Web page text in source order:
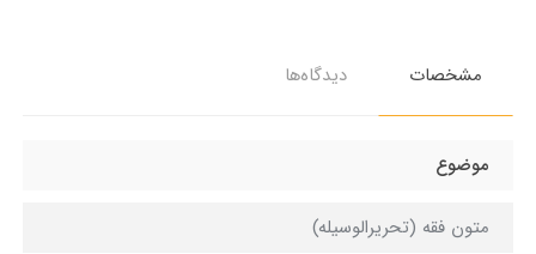
مشخصات دیدگاه‌ها
موضوع
متون فقه (تحریرالوسیله)